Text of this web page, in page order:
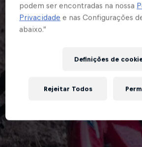
podem ser encontradas na nossa
Privacidade e nas Configurações
abaixo.”
Definições de
Rejeitar Todos